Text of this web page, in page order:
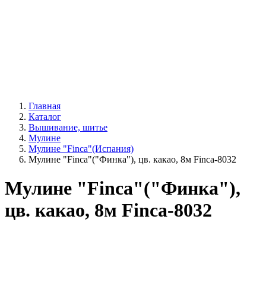
Главная
Каталог
Вышивание, шитье
Мулине
Мулине "Finca"(Испания)
Мулине "Finca"("Финка"), цв. какао, 8м Finca-8032
Мулине "Finca"("Финка"),
цв. какао, 8м Finca-8032